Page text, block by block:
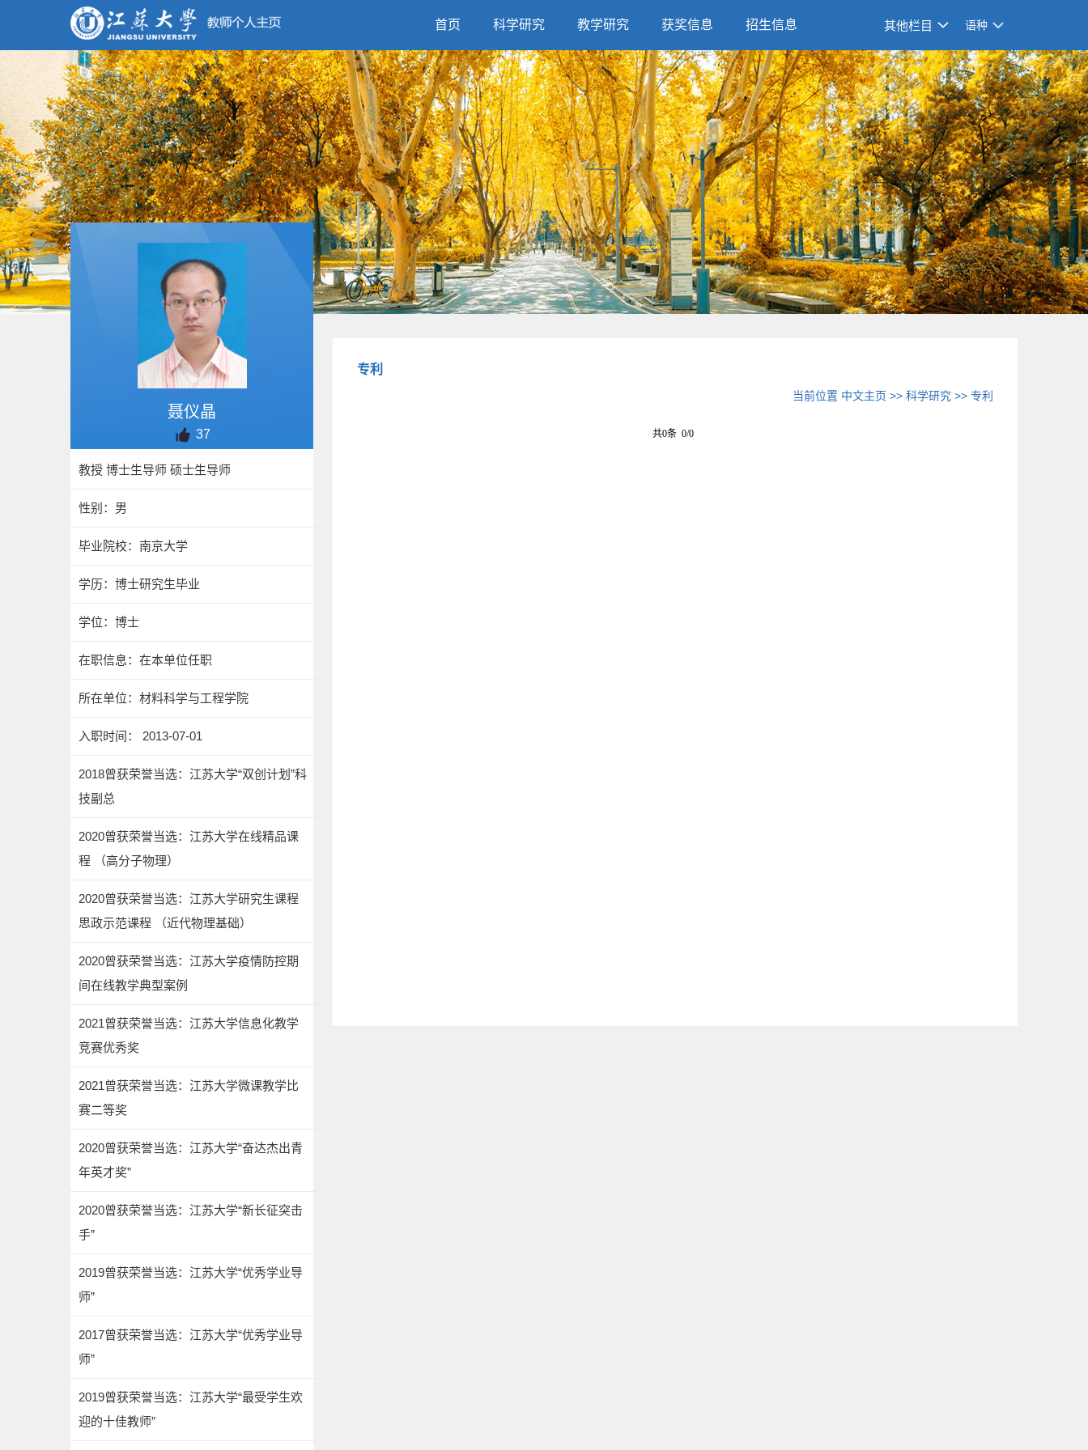
首页 科学研究 教学研究 获奖信息 招生信息 其他栏目 语种
聂仪晶
37
教授 博士生导师 硕士生导师
性别：男
毕业院校：南京大学
学历：博士研究生毕业
学位：博士
在职信息：在本单位任职
所在单位：材料科学与工程学院
入职时间： 2013-07-01
2018曾获荣誉当选：江苏大学“双创计划”科
技副总
2020曾获荣誉当选：江苏大学在线精品课
程 （高分子物理）
2020曾获荣誉当选：江苏大学研究生课程
思政示范课程 （近代物理基础）
2020曾获荣誉当选：江苏大学疫情防控期
间在线教学典型案例
2021曾获荣誉当选：江苏大学信息化教学
竞赛优秀奖
2021曾获荣誉当选：江苏大学微课教学比
赛二等奖
2020曾获荣誉当选：江苏大学“奋达杰出青
年英才奖”
2020曾获荣誉当选：江苏大学“新长征突击
手”
2019曾获荣誉当选：江苏大学“优秀学业导
师”
2017曾获荣誉当选：江苏大学“优秀学业导
师”
2019曾获荣誉当选：江苏大学“最受学生欢
迎的十佳教师”
专利
当前位置 中文主页 >>科学研究 >>专利
共0条 0/0